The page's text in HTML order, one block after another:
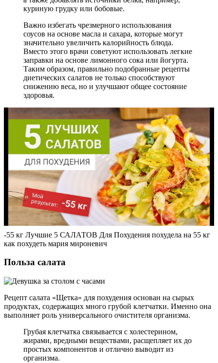
куриную грудку или бобовые.
Важно избегать чрезмерного использования
соусов на основе масла и сахара, которые могут
значительно увеличить калорийность блюда.
Вместо этого врачи советуют использовать легкие
заправки на основе лимонного сока или йогурта.
Таким образом, правильно подобранные рецепты
диетических салатов не только способствуют
снижению веса, но и улучшают общее состояние
здоровья.
-55 кг Лучшие 5 САЛАТОВ Для Похудения похудела на 55 кг
как похудеть мария мироневич
Польза салата
Рецепт салата «Щетка» для похудения основан на сырых
продуктах, содержащих много грубой клетчатки. Именно она
выполняет роль универсального очистителя организма.
Грубая клетчатка связывается с холестерином,
жирами, вредными веществами, расщепляет их до
простых компонентов и отлично выводит из
организма.